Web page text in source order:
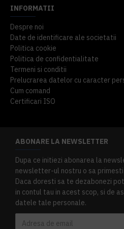
INFORMATII
Despre noi
Date de identificare ale societatii
Politica cookie
Politica de confidentialitate
Termeni si conditii
Prelucrarea datelor cu caracter
Cum comand
Certificari ISO
ABONARE LA NEWSLETTER
Dupa ce initiezi abonarea la
newsletter-ul nostru o sa
Daca doresti sa te dezabonezi
in contul tau in acest scop, si de
datele tale personale.